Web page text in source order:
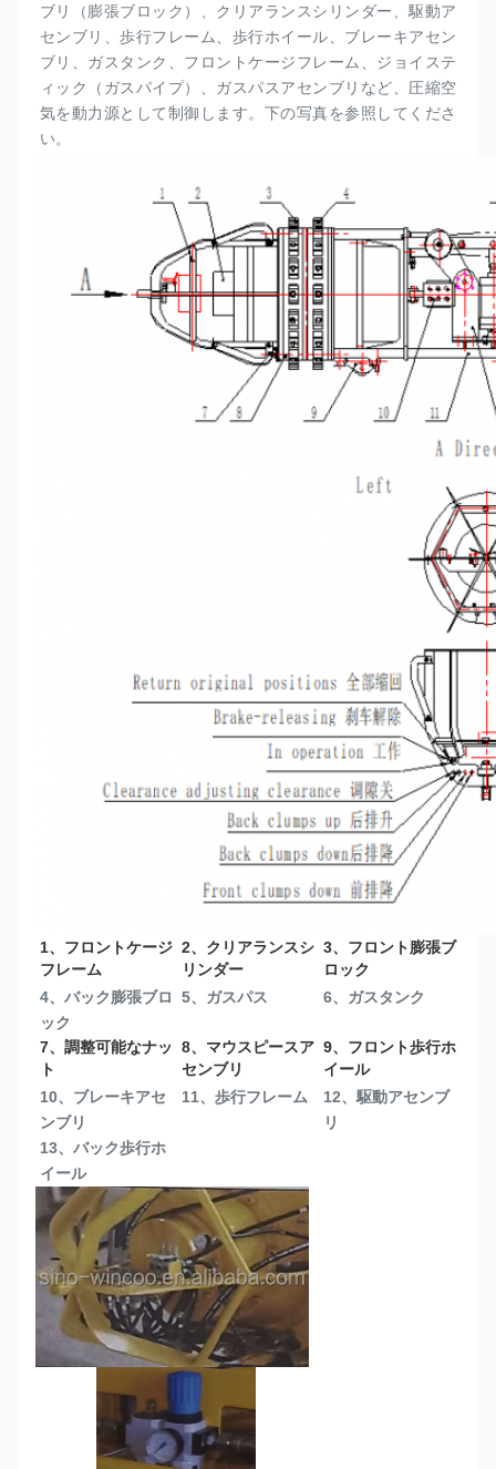
ブリ（膨張ブロック ）、クリアランスシリンダー、駆動ア
センブリ、歩行フレーム、歩行ホイール、ブレーキアセン
ブリ、ガスタンク、フロントケージフレーム、ジョイステ
ィック（ガスパイプ）、ガスパスアセンブリなど、圧縮空
気を動力源として制御します。下の写真を参照してくださ
い。
1、フロントケージ
フレーム
4、バック膨張ブロ
ック
2、クリアランスシ
リンダー
5、ガスパス
3、フロント膨張ブ
ロック
6、ガスタンク
7、調整可能なナッ
ト
10、ブレーキアセ
ンブリ
13、 バック歩行ホ
イール
8、マウスピースア
センブリ
11、歩行フレーム
9、フロント歩行ホ
イール
12、駆動アセンブ
リ